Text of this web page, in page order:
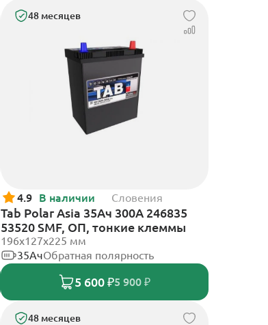
48 месяцев
4.9 В наличии Словения
Tab Polar Asia 35Ач 300А 246835
53520 SMF, ОП, тонкие клеммы
196x127x225 мм
35АчОбратная полярность
5 600 ₽5 900 ₽
48 месяцев